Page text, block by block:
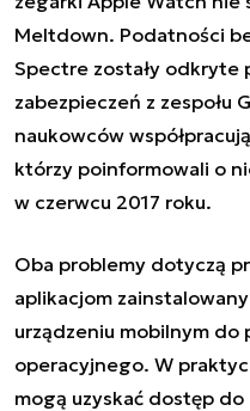
Meltdown. Podatności
Spectre zostały odkryte
zabezpieczeń z zespołu
naukowców
którzy poinformowali o
w czerwcu 2017 roku.
Oba problemy dotyczą
aplikacjom
urządzeniu mobilnym do
operacyjnego. W
mogą uzyskać dostęp